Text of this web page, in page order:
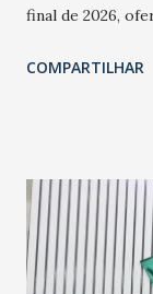
final de 2026,
Havan Fortaleza
COMPARTILHAR